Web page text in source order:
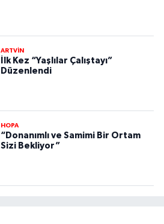
ARTVİN
İlk Kez “Yaşlılar Çalıştayı”
Düzenlendi
HOPA
“Donanımlı ve Samimi Bir Ortam
Sizi Bekliyor”